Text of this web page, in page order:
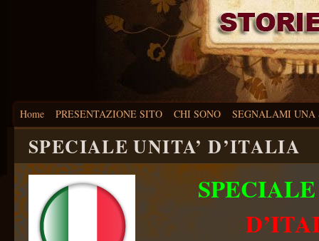
Home PRESENTAZIONE SITO CHI SONO SEGNALAMI UNA
SPECIALE UNITA’ D’ITALIA
SPECIALE